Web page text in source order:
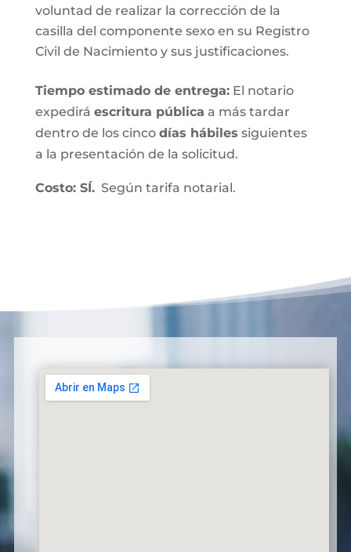
voluntad de realizar la corrección de la
casilla del componente sexo en su Registro
Civil de Nacimiento y sus justificaciones.
Tiempo estimado de entrega:El notario
expedirá escritura pública a más tardar
dentro de los cinco días hábiles siguientes
a la presentación de la solicitud.
Costo: SÍ.Según tarifa notarial.